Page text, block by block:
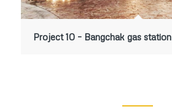
Project 10 – Bangchak gas station